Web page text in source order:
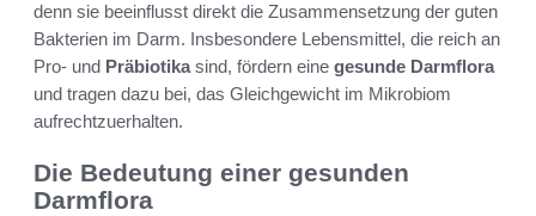
denn sie beeinflusst direkt die Zusammensetzung der guten
Bakterien im Darm. Insbesondere Lebensmittel, die reich an
Pro- und Präbiotikasind, fördern eine gesunde Darmflora
und tragen dazu bei, das Gleichgewicht im Mikrobiom
aufrechtzuerhalten.
Die Bedeutung einer gesunden
Darmflora